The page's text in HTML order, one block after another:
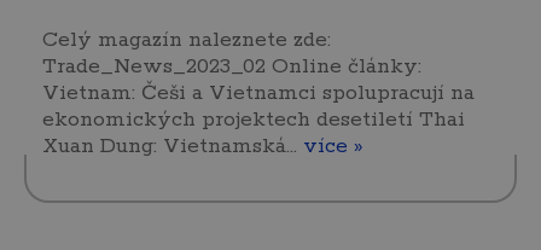
Celý magazín naleznete zde:
Trade_News_2023_02 Online články:
Vietnam: Češi a Vietnamci spolupracují na
ekonomických projektech desetiletí Thai
Xuan Dung: Vietnamská… více »